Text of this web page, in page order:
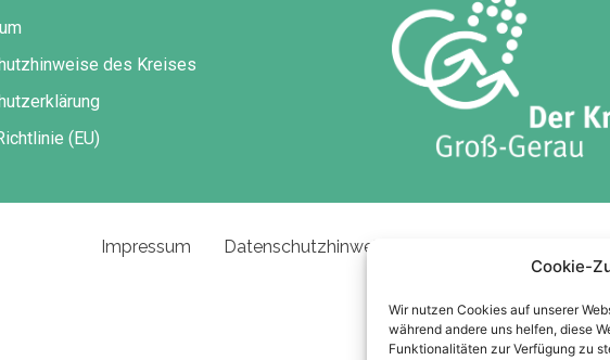
Cookie-
Wir nutzen Cookies auf unserer
während andere uns helfen, diese
Funktionalitäten zur Verfügung zu
des Kreises
(EU)
Impressum Datenschutzhinweise des Kreises